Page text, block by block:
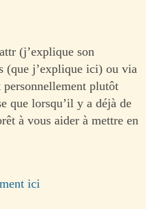
(j’explique son
(que j’explique ici) ou via
plutôt
que lorsqu’il y a déjà de
à vous aider à mettre en
ici